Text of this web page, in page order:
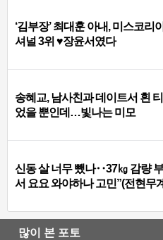
‘김부장’ 최대훈 아내, 미스코리
셔널 3위 ♥장윤서였다
송혜교, 남사친과 데이트서 흰
었을 뿐인데…빛나는 미모
신동 살 너무 뺐나‥37㎏ 감량
서 요요 와야하나 고민”(전현무
많이 본 포토